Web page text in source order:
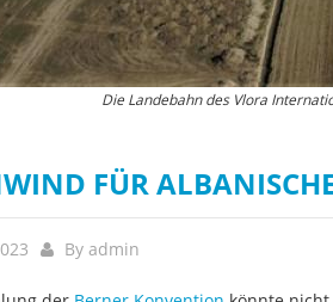
Die Landebahn des Vlora
Die Narta Lagune ist ein
FÜR
By admin